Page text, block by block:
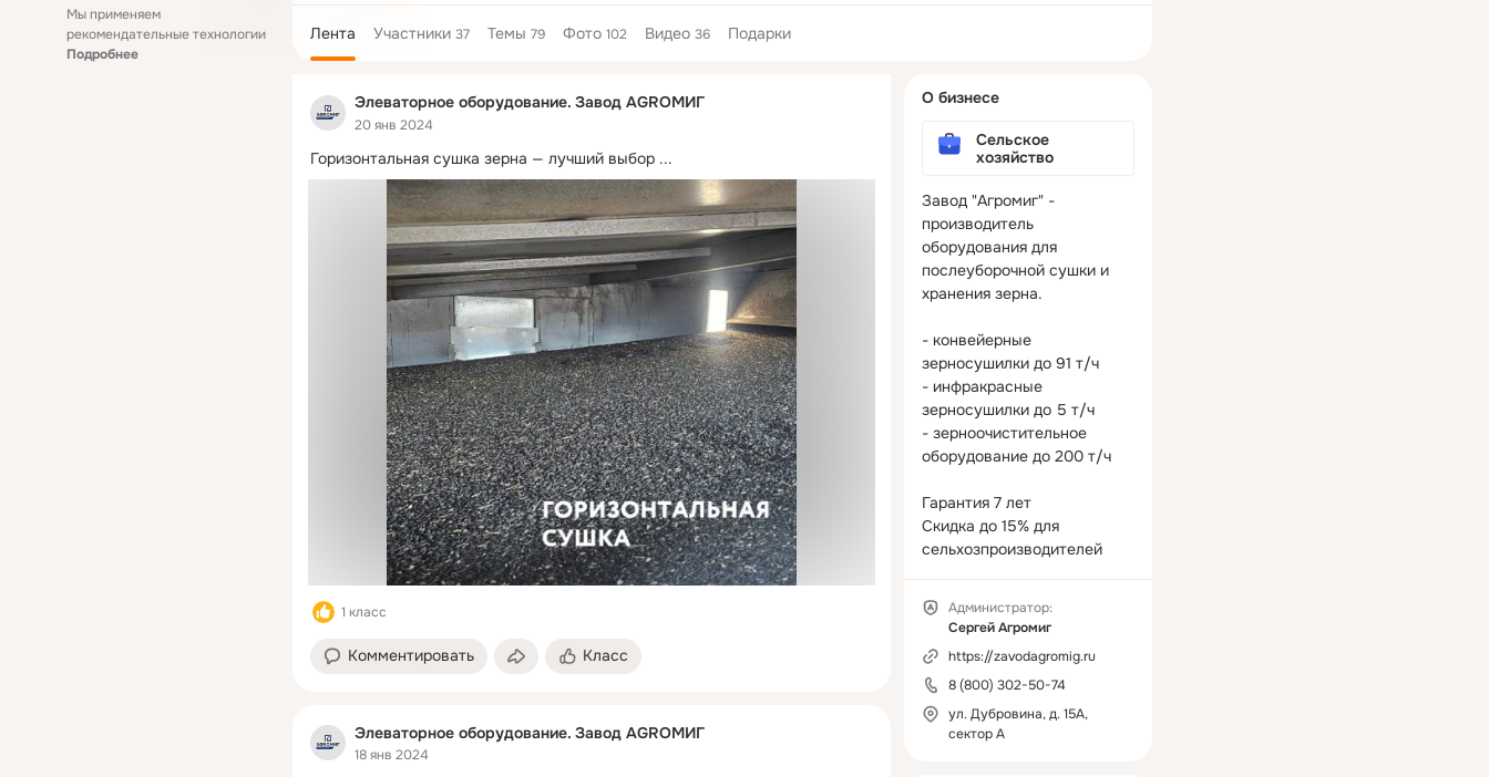
Мы применяем
рекомендательные технологии
Подробнее
Лента Участники 37 Темы 79 Фото 102 Видео 36 Подарки
Элеваторное оборудование. Завод AGROМИГ
20 янв 2024
Горизонтальная сушка зерна — лучший выбор ...
1 класс
Комментировать Класс
Элеваторное оборудование. Завод AGROМИГ
18 янв 2024
колонка
О бизнесе
Сельское
хозяйство
Завод "Агромиг" -
производитель
оборудования для
послеуборочной сушки и
хранения зерна.
- конвейерные
зерносушилки до 91 т/ч
- инфракрасные
зерносушилки до 5 т/ч
- зерноочистительное
оборудование до 200 т/ч
Гарантия 7 лет
Скидка до 15% для
сельхозпроизводителей
Администратор:
Сергей Агромиг
https://zavodagromig.ru
8 (800) 302-50-74
ул. Дубровина, д. 15А,
сектор А